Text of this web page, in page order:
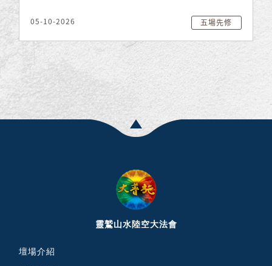
05-10-2026 五場先修
靈鷲山水陸空大法會
壇場介紹